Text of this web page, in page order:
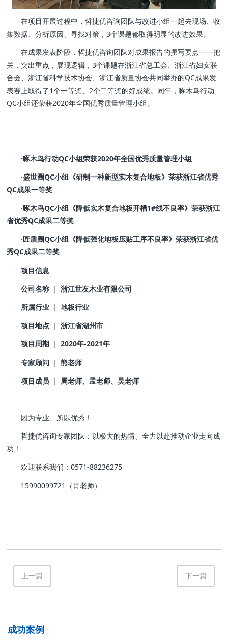
在项目开展过程中，哲捷优咨询团队与改进小组一起去现场、收
集数据、分析原因、寻找对策，3个课题都取得明显的改进效果。
在成果发表阶段，哲捷优咨询团队对成果报告的撰写要点一一把
关，突出重点，展现逻辑，3个课题在浙江省总工会、浙江省妇女联
合会、浙江省科学技术协会、浙江省质量协会共同举办的QC成果发
表赛上取得了1个一等奖、2个二等奖的好成绩。同年，啄木鸟行动
QC小组还荣获2020年全国优秀质量管理小组。
·啄木鸟行动QC小组荣获2020年全国优秀质量管理小组
·盛世圈QC小组《研制一种新型实木复合地板》荣获浙江省优秀
QC成果一等奖
·啄木鸟QC小组《降低实木复合地板开槽1#线不良率》荣获浙江
省优秀QC成果二等奖
·匠盾圈QC小组《降低强化地板压贴工序不良率》荣获浙江省优
秀QC成果二等奖
项目信息
公司名称 ｜ 浙江世友木业有限公司
所属行业 ｜ 地板行业
项目地点 ｜ 浙江省湖州市
项目周期 ｜ 2020年-2021年
专家顾问 ｜ 熊老师
项目成员 ｜ 周老师、孟老师、吴老师
因为专业、所以优秀！
哲捷优咨询专家团队：以极大的热情、全力以赴推动企业走向成
功！
欢迎联系我们：0571-88236275
15990099721（肖老师）
上一篇 下一篇
成功案例